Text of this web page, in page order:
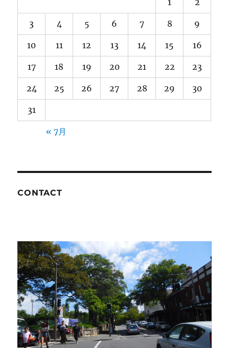
1 2
3 4 5 6 7 8 9
10 11 12 13 14 15 16
17 18 19 20 21 22 23
24 25 26 27 28 29 30
31
« 7月
CONTACT